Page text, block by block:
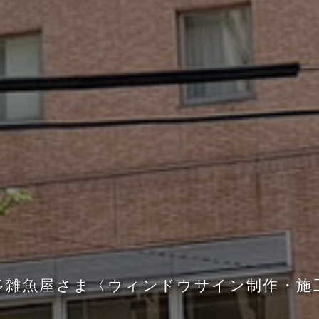
雑魚屋さま〈ウィンドウサイン制作・施